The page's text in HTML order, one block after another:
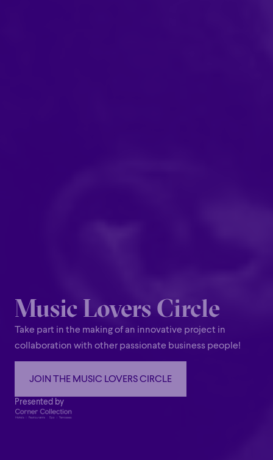
Family
Family
Happy Hour
Happy Hour
Éclaté
Éclaté
POP
Immersive
Astonishing
Poetic
Grandiose
Grandiose
Music Lovers Circle
Take part in the making of an innovative project in
collaboration with other passionate business people!
JOIN THE MUSIC LOVERS CIRCLE
JOIN THE MUSIC LOVERS CIRCLE
Presented by